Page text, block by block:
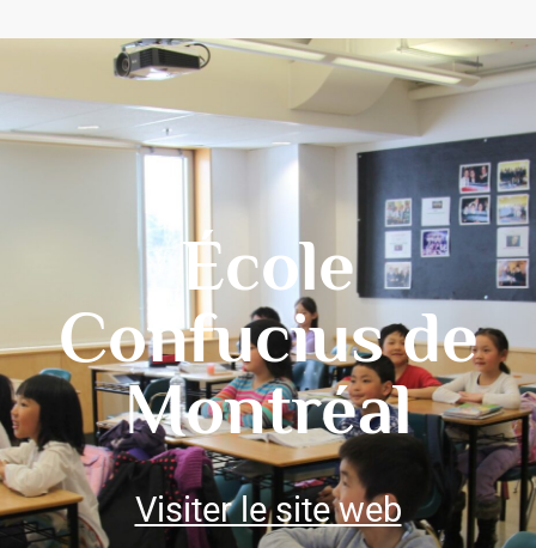
École
Confucius de
Montréal
Visiter le site web